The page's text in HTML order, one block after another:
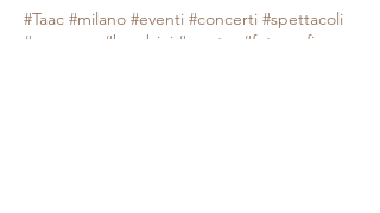
#Taac #milano #eventi #concerti #spettacoli
#rassegne #bambini #mostre #fotografia